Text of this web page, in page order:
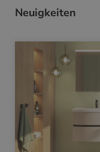
Neuigkeiten